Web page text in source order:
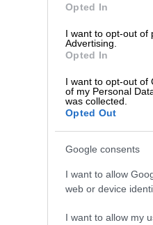
Opted In
I want to opt-out of
Advertising.
Opted In
I want to opt-out of
of my Personal
was collected.
Opted Out
Google consents
I want to allow
web or device
I want to allow my